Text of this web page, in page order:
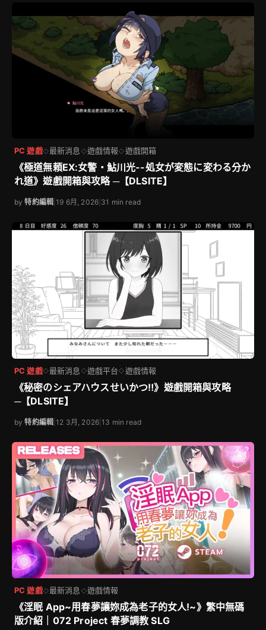
PC 遊戲◇最新消息 ◇遊戲情報◇遊戲開箱
《極道無頼EX:女警・鮎川光--処女が変態に変わる分か
れ道》遊戲開箱與攻略 ─【DLSITE】
by特約編輯 |19 6月, 2026 31 min read
PC 遊戲◇最新消息 ◇遊戲平台◇遊戲情報
《秘密のシェアハウスせいかつ‼》遊戲開箱與攻略
─【DLSITE】
by特約編輯 |12 3月, 2026 |13 min read
PC 遊戲◇最新消息 ◇遊戲情報
《淫眠 App~用春夢讓妳成為老子的女人!~》繁中無碼
版介紹｜072 Project 春夢調教 SLG